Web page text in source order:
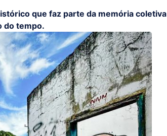
que faz parte da memória coletiva
do tempo.